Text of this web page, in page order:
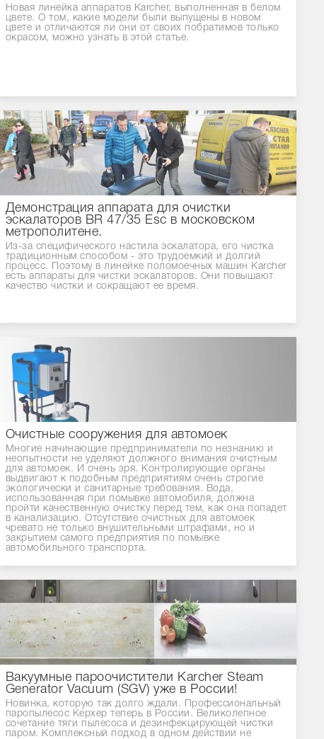
Новая линейка аппаратов Karcher, выполненная в белом
цвете. О том, какие модели были выпущены в новом
цвете и отличаются ли они от своих побратимов только
окрасом, можно узнать в этой статье.
Демонстрация аппарата для очистки
эскалаторов BR 47/35 Esc в московском
метрополитене.
Из-за специфического настила эскалатора, его чистка
традиционным способом - это трудоемкий и долгий
процесс. Поэтому в линейке поломоечных машин Karcher
есть аппараты для чистки эскалаторов. Они повышают
качество чистки и сокращают ее время.
Очистные сооружения для автомоек
Многие начинающие предприниматели по незнанию и
неопытности не уделяют должного внимания очистным
для автомоек. И очень зря. Контролирующие органы
выдвигают к подобным предприятиям очень строгие
экологически и санитарные требования. Вода,
использованная при помывке автомобиля, должна
пройти качественную очистку перед тем, как она попадет
в канализацию. Отсутствие очистных для автомоек
чревато не только внушительными штрафами, но и
закрытием самого предприятия по помывке
автомобильного транспорта.
Вакуумные пароочистители Karcher Steam
Generator Vacuum (SGV) уже в России!
Новинка, которую так долго ждали. Профессиональный
паропылесос Керхер теперь в России. Великолепное
сочетание тяги пылесоса и дезинфекцирующей чистки
паром. Комплексный подход в одном действии не